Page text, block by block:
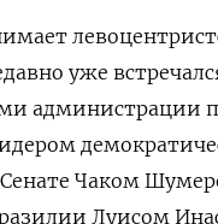
уже
администрации
Чаком
Луисом